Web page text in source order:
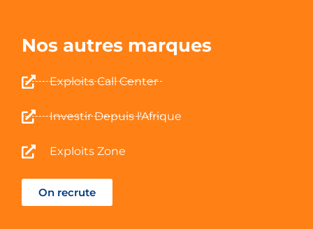
Nos autres marques
Exploits Call Center
Investir Depuis l'Afrique
Exploits Zone
On recrute